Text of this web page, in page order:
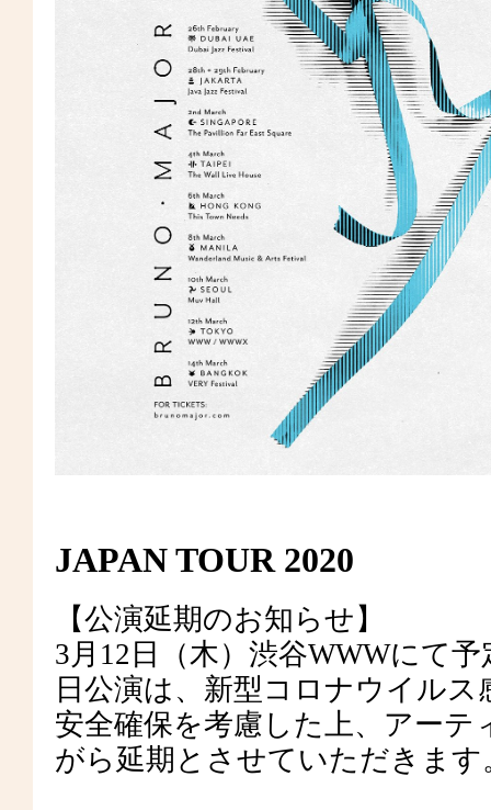
JAPAN TOUR 2020
【公演延期のお知らせ】
3月12日（木）渋谷WWWにて
日公演は、新型コロナウイル
安全確保を考慮した上、アー
がら延期とさせていただきます